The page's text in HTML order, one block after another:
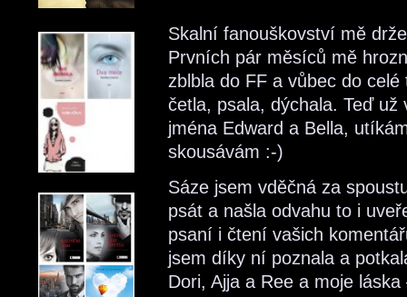
Skalní fanouškovství mě
Prvních pár měsíců mě
zblbla do FF a vůbec do
četla, psala, dýchala. Teď
jména Edward a Bella,
skousávám :-)
Sáze jsem vděčná za
psát a našla odvahu to i
psaní i čtení vašich
jsem díky ní poznala a
Dori, Ajja a Ree a moje láska